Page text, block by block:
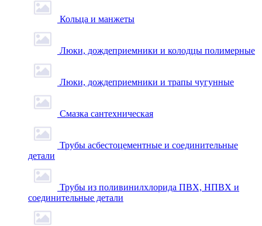
Кольца и манжеты
Люки, дождеприемники и колодцы полимерные
Люки, дождеприемники и трапы чугунные
Смазка сантехническая
Трубы асбестоцементные и соединительные
детали
Трубы из поливинилхлорида ПВХ, НПВХ и
соединительные детали